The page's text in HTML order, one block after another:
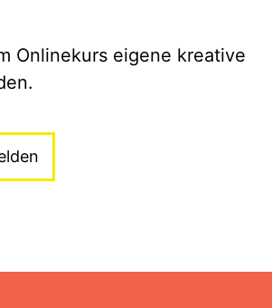
Onlinekurs eigene kreative